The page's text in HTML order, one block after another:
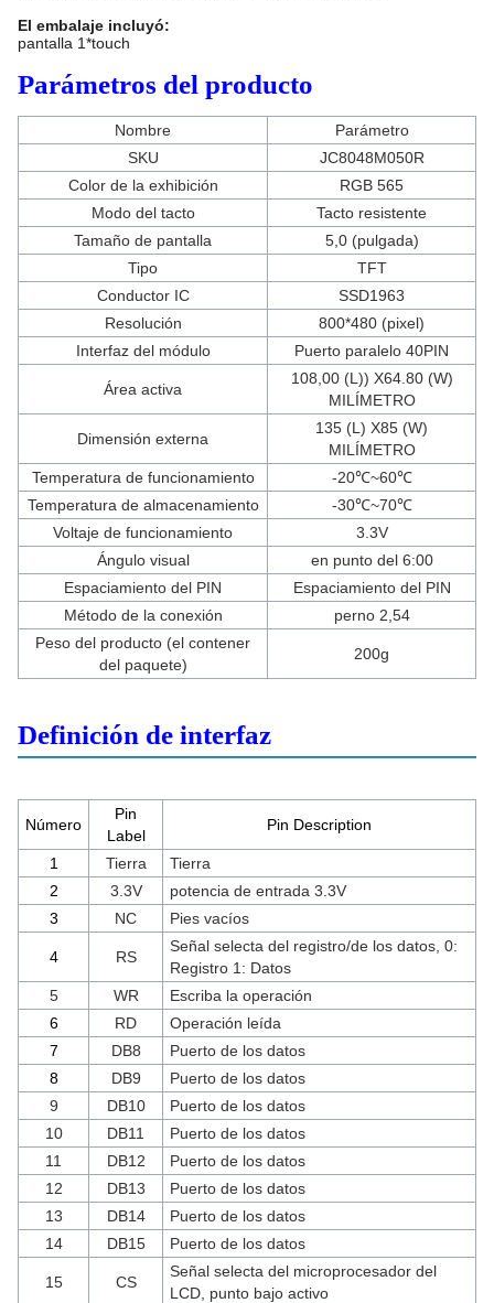
El embalaje incluyó:
pantalla 1*touch
Parámetros del producto
Nombre
Parámetro
SKU
JC8048M050R
Color de la exhibición
RGB 565
Modo del tacto
Tacto resistente
Tamaño de pantalla
5,0 (pulgada)
Tipo
TFT
Conductor IC
SSD1963
Resolución
800*480 (pixel)
Interfaz del módulo
Puerto paralelo 40PIN
Área activa
108,00 (L)) X64.80 (W)
MILÍMETRO
Dimensión externa
135 (L) X85 (W)
MILÍMETRO
Temperatura de funcionamiento
-20℃~60℃
Temperatura de almacenamiento
-30℃~70℃
Voltaje de funcionamiento
3.3V
Ángulo visual
en punto del 6:00
Espaciamiento del PIN
Espaciamiento del PIN
Método de la conexión
perno 2,54
Peso del producto (el contener
del paquete)
200g
Definición de interfaz
Número
Pin
Label
Pin Description
1 Tierra
Tierra
2
3.3V
potencia de entrada 3.3V
3
NC Pies vacíos
4 RS
Señal selecta del registro/de los datos, 0:
Registro 1: Datos
5
WR
Escriba la operación
6
RD
Operación leída
7
DB8
Puerto de los datos
8
DB9
Puerto de los datos
9
DB10
Puerto de los datos
10
DB11
Puerto de los datos
11
DB12
Puerto de los datos
12
DB13
Puerto de los datos
13
DB14
Puerto de los datos
14
DB15 Puerto de los datos
15 CS
Señal selecta del microprocesador del
LCD, punto bajo activo